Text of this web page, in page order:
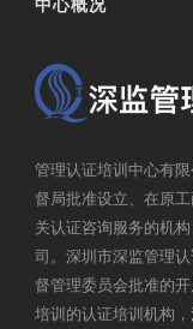
管理认证培训中心有
督局批准设立、在原
关认证咨询服务的机
司。深圳市深监管理
督管理委员会批准的
培训的认证培训机构